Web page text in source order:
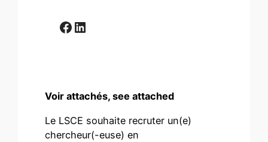
Facebook LinkedIn
Voir attachés, see attached
Le LSCE souhaite recruter un(e)
chercheur(-euse) en